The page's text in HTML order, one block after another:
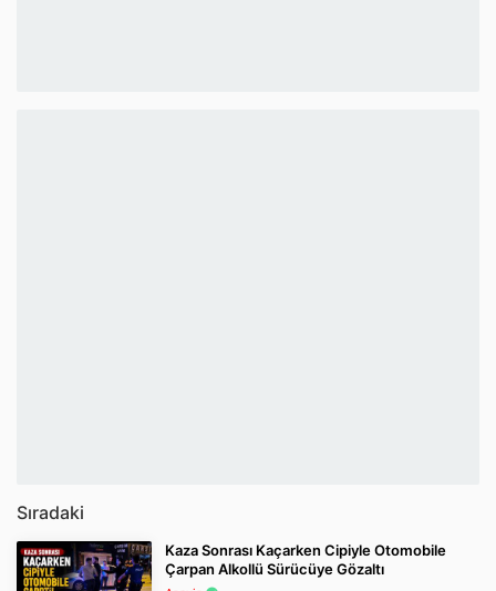
Sıradaki
Kaza Sonrası Kaçarken Cipiyle Otomobile
Çarpan Alkollü Sürücüye Gözaltı